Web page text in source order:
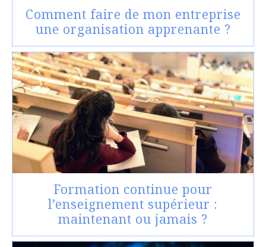
Comment faire de mon entreprise
une organisation apprenante ?
Formation continue pour
l’enseignement supérieur :
maintenant ou jamais ?